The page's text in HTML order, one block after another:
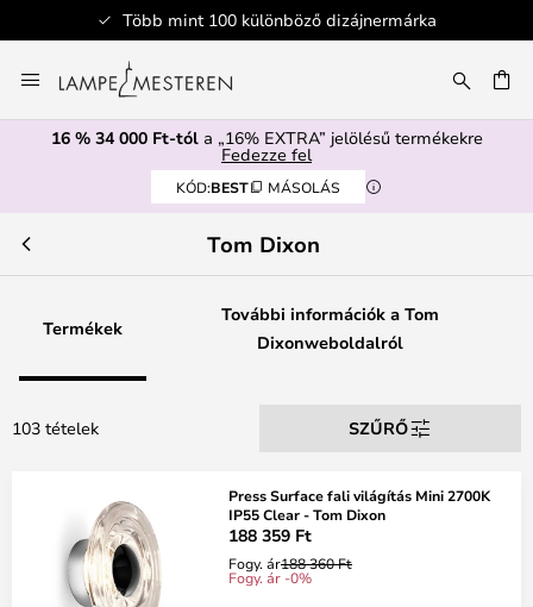
dizájnermárka Biztonságos
a
tartalomhoz
16 % 34 000 Ft-tóla „16% EXTRA” jelölésű termékekre
Fedezze fel
KÓD:BEST MÁSOLÁS
Tom Dixon
Termékek
További információk a Tom
Dixonweboldalról
103 tételek SZŰRŐ
Press Surface fali világítás Mini 2700K
IP55 Clear - Tom Dixon
188 359 Ft
Fogy. ár188 360 Ft
Fogy. ár -0%